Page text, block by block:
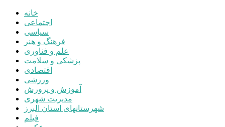
خانه
اجتماعی
سیاسی
فرهنگ و هنر
علم و فناوری
پزشکی و سلامت
اقتصادی
ورزشی
آموزش و پرورش
مدیریت شهری
شهرستانهای استان البرز
فیلم